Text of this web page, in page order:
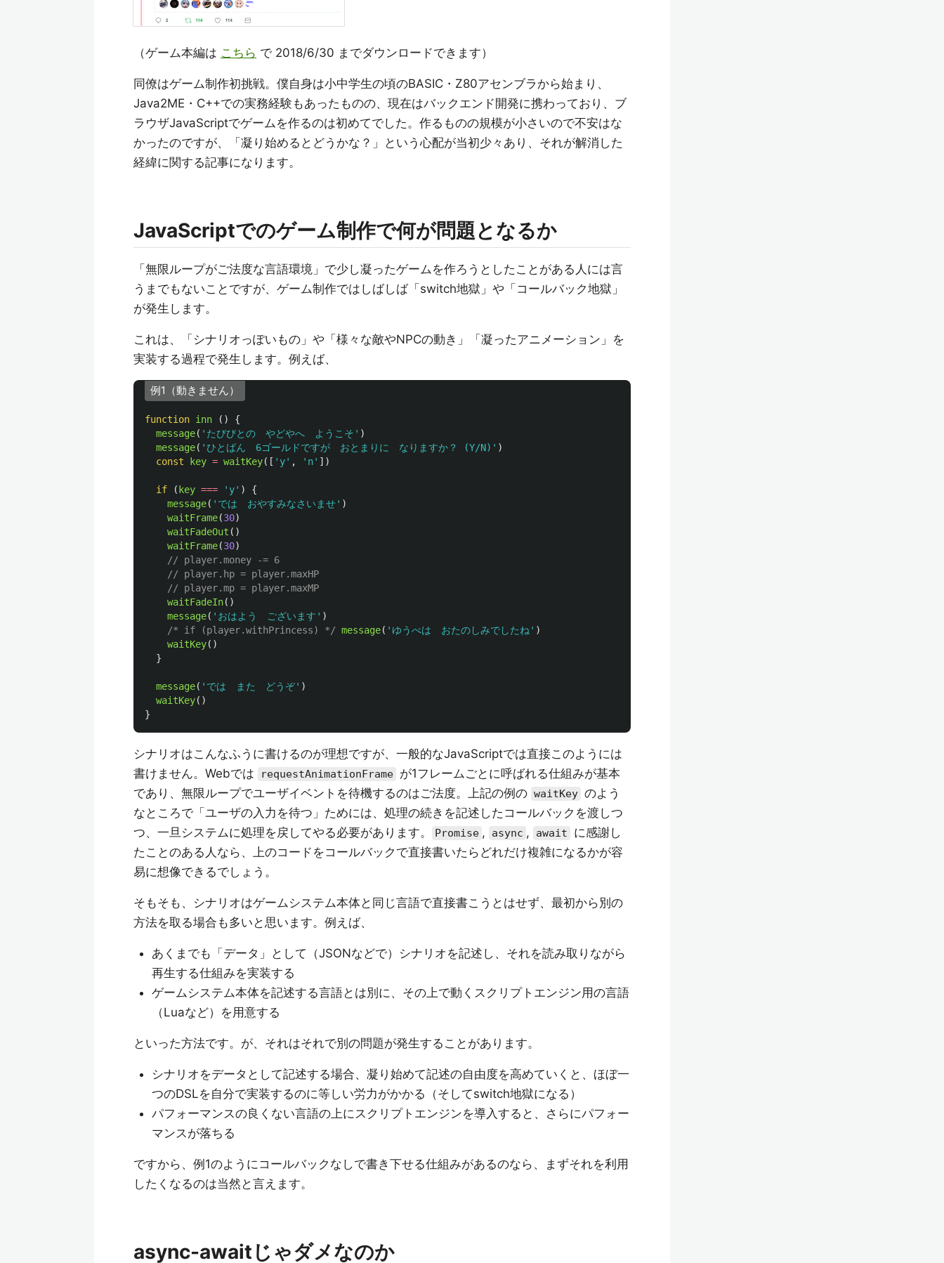
（ゲーム本編は こちら で 2018/6/30 までダウンロードできます）
同僚はゲーム制作初挑戦。僕自身は小中学生の頃のBASIC・Z80アセンブラから始まり、
Java2ME・C++での実務経験もあったものの、現在はバックエンド開発に携わっており、ブ
ラウザJavaScriptでゲームを作るのは初めてでした。作るものの規模が小さいので不安はな
かったのですが、「凝り始めるとどうかな？」という心配が当初少々あり、それが解消した
経緯に関する記事になります。
JavaScriptでのゲーム制作で何が問題となるか
「無限ループがご法度な言語環境」で少し凝ったゲームを作ろうとしたことがある人には言
うまでもないことですが、ゲーム制作ではしばしば「switch地獄」や「コールバック地獄」
が発生します。
これは、「シナリオっぽいもの」や「様々な敵やNPCの動き」「凝ったアニメーション」を
実装する過程で発生します。例えば、
例1（動きません）
function inn ()
{
message( ' たびびとの　やどやへ　ようこそ ' )
message( 'ひとばん　6ゴールドですが　おとまりに　なりますか？ (Y/N) ' )
const
key = waitKey([ ' y' , ' n' ])
if ( key === ' y' )
{
message( ' では　おやすみなさいませ' )
waitFrame(30)
waitFadeOut ()
waitFrame(30)
// player.money -= 6
// player.hp = player.maxHP
// player.mp = player.maxMP
waitFadeIn()
message( ' おはよう　ございます ' )
/* if (player.withPrincess) */ message( ' ゆうべは　おたのしみでしたね ' )
waitKey()
}
message( ' では　また　どうぞ' )
waitKey()
}
シナリオはこんなふうに書けるのが理想ですが、一般的なJavaScriptでは直接このようには
書けません。Webでは
requestAnimationFrame が1フレームごとに呼ばれる仕組みが基本
であり、無限ループでユーザイベントを待機するのはご法度。上記の例の waitKey のよう
なところで「ユーザの入力を待つ」ためには、処理の続きを記述したコールバックを渡しつ
つ、一旦システムに処理を戻してやる必要があります。
Promise , async , await
に感謝し
たことのある人なら、上のコードをコールバックで直接書いたらどれだけ複雑になるかが容
易に想像できるでしょう。
そもそも、シナリオはゲームシステム本体と同じ言語で直接書こうとはせず、最初から別の
方法を取る場合も多いと思います。例えば、
あくまでも「データ」として（JSONなどで）シナリオを記述し、それを読み取りながら
再生する仕組みを実装する
ゲームシステム本体を記述する言語とは別に、その上で動くスクリプトエンジン用の言語
（Luaなど）を用意する
といった方法です。が、それはそれで別の問題が発生することがあります。
シナリオをデータとして記述する場合、凝り始めて記述の自由度を高めていくと、ほぼ一
つのDSLを自分で実装するのに等しい労力がかかる（そしてswitch地獄になる）
パフォーマンスの良くない言語の上にスクリプトエンジンを導入すると、さらにパフォー
マンスが落ちる
ですから、例1のようにコールバックなしで書き下せる仕組みがあるのなら、まずそれを利用
したくなるのは当然と言えます。
async-awaitじゃダメなのか